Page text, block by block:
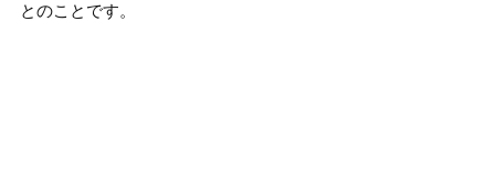
とのことです。